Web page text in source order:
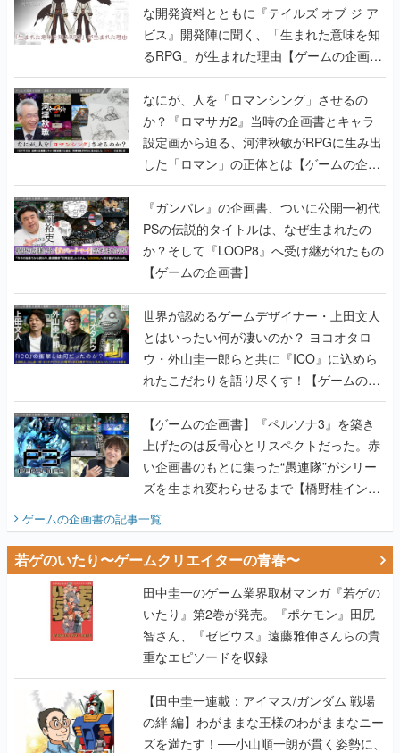
書】
なにが、人を「ロマンシング」させるの
か？『ロマサガ2』当時の企画書とキャラ
設定画から迫る、河津秋敏がRPGに生み出
した「ロマン」の正体とは【ゲームの企画
書】
『ガンパレ』の企画書、ついに公開━初代
PSの伝説的タイトルは、なぜ生まれたの
か？そして『LOOP8』へ受け継がれたもの
【ゲームの企画書】
世界が認めるゲームデザイナー・上田文人
とはいったい何が凄いのか？ ヨコオタロ
ウ・外山圭一郎らと共に『ICO』に込めら
れたこだわりを語り尽くす！【ゲームの企
画書】
【ゲームの企画書】『ペルソナ3』を築き
上げたのは反骨心とリスペクトだった。赤
い企画書のもとに集った“愚連隊”がシリー
ズを生まれ変わらせるまで【橋野桂インタ
ビュー】
ゲームの企画書の記事一覧
若ゲのいたり〜ゲームクリエイターの青春〜
田中圭一のゲーム業界取材マンガ『若ゲの
いたり』第2巻が発売。『ポケモン』田尻
智さん、『ゼビウス』遠藤雅伸さんらの貴
重なエピソードを収録
【田中圭一連載：アイマス/ガンダム 戦場
の絆 編】わがままな王様のわがままなニー
ズを満たす！──小山順一朗が貫く姿勢に、
ゲームクリエイターとしての矜持を見た
【若ゲのいたり最終回】
【田中圭一連載：バーチャファイター編】